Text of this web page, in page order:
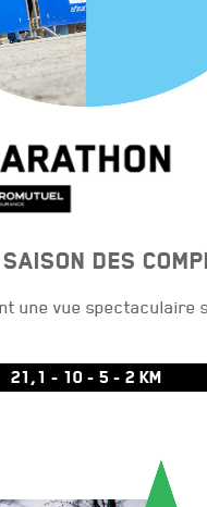
DES
une vue spectaculaire
21,1 - 10 - 5 - 2 KM